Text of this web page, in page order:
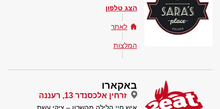
הצג טלפון
לאתר
המלצות
באקארו
זרחין אלכסנדר 13, רעננה